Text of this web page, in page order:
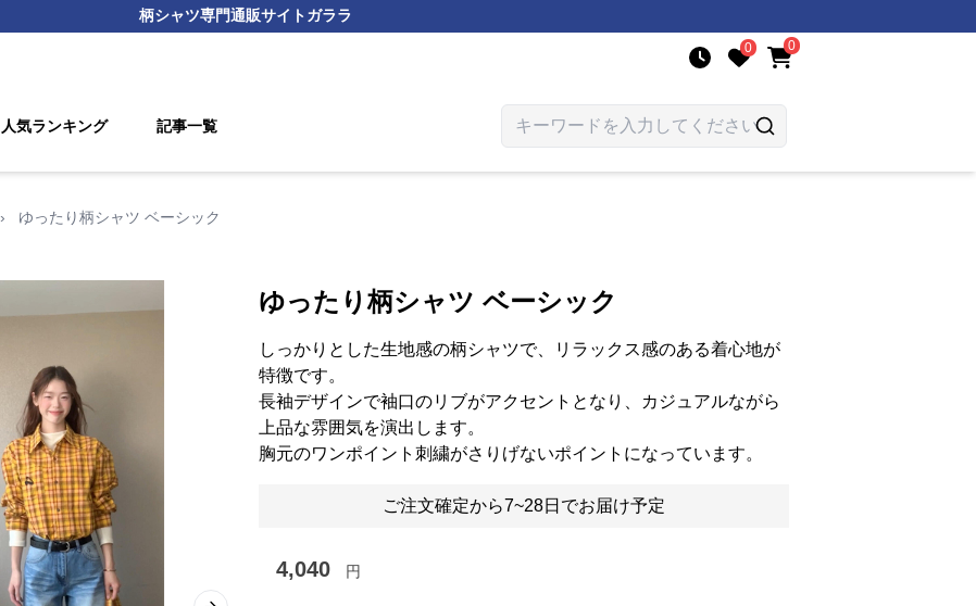
柄シャツ専門通販サイトガララ
0 0
人気ランキング 記事一覧
› ゆったり柄シャツ ベーシック
ゆったり柄シャツ ベーシック
しっかりとした生地感の柄シャツで、リラックス感のある着心地が
特徴です。
長袖デザインで袖口のリブがアクセントとなり、カジュアルながら
上品な雰囲気を演出します。
胸元のワンポイント刺繍がさりげないポイントになっています。
ご注文確定から7~28日でお届け予定
4,040 円